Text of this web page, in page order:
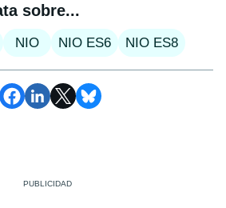
sobre...
NIO NIO ES6 NIO ES8